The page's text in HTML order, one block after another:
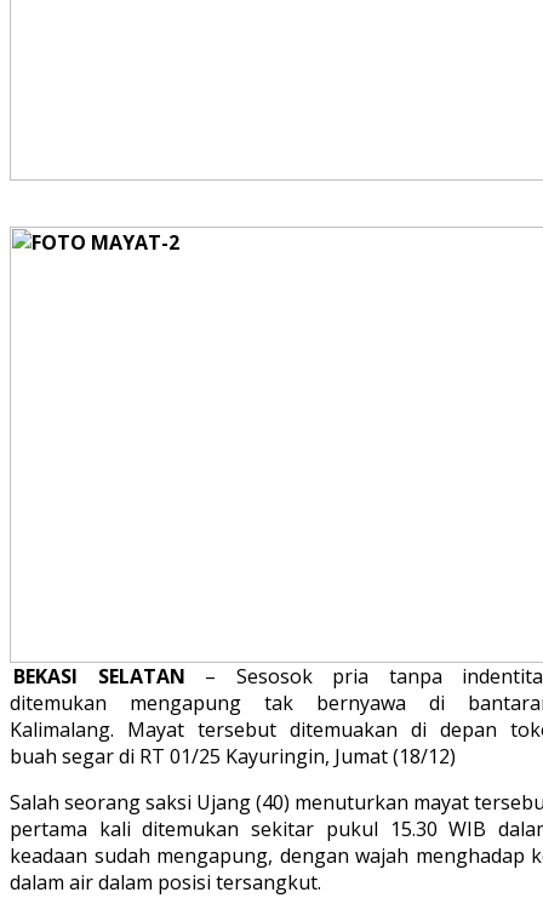
BEKASI SELATAN – ‪Sesosok pria tanpa
ditemukan mengapung tak bernyawa di
Kalimalang. Mayat tersebut ditemuakan di depan
buah segar di RT 01/25 Kayuringin, Jumat (18/12)
‪Salah seorang saksi Ujang (40) menuturkan mayat
pertama kali ditemukan sekitar pukul 15.30 WIB
keadaan sudah mengapung, dengan wajah menghadap
dalam air dalam posisi tersangkut.